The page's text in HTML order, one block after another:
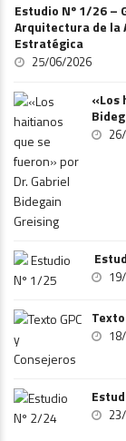
Estudio Nº 1/26 –
Arquitectura de la
Estratégica
25/06/2026
«Los